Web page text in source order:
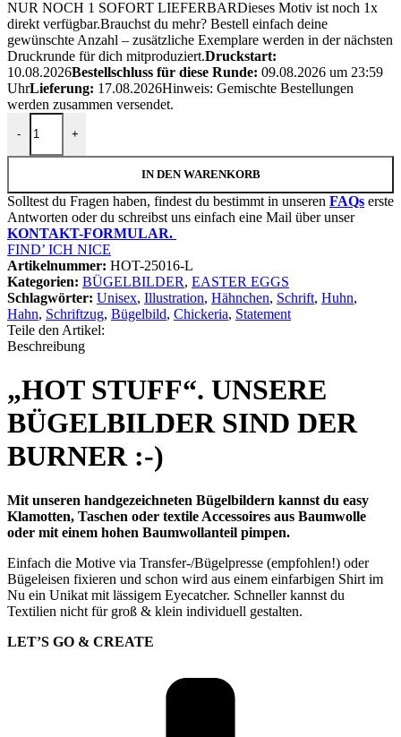
NUR NOCH 1 SOFORT LIEFERBARDieses Motiv ist noch 1x
direkt verfügbar.Brauchst du mehr? Bestell einfach deine
gewünschte Anzahl – zusätzliche Exemplare werden in der nächsten
Druckrunde für dich mitproduziert.Druckstart:
10.08.2026Bestellschluss für diese Runde: 09.08.2026 um 23:59
UhrLieferung: 17.08.2026Hinweis: Gemischte Bestellungen
werden zusammen versendet.
-
BÜGELBILD "CHICKERIA" / HÄHNCHEN / BLAU Menge
+
IN DEN WARENKORB
Solltest du Fragen haben, findest du bestimmt in unseren FAQs erste
Antworten oder du schreibst uns einfach eine Mail über unser
KONTAKT-FORMULAR.
FIND’ ICH NICE
Artikelnummer: HOT-25016-L
Kategorien: BÜGELBILDER, EASTER EGGS
Schlagwörter: Unisex, Illustration, Hähnchen, Schrift, Huhn,
Hahn, Schriftzug, Bügelbild, Chickeria, Statement
Teile den Artikel:
Beschreibung
„HOT STUFF“. UNSERE
BÜGELBILDER SIND DER
BURNER :-)
Mit unseren handgezeichneten Bügelbildern kannst du easy
Klamotten, Taschen oder textile Accessoires aus Baumwolle
oder mit einem hohen Baumwollanteil pimpen.
Einfach die Motive via Transfer-/Bügelpresse (empfohlen!) oder
Bügeleisen fixieren und schon wird aus einem einfarbigen Shirt im
Nu ein Unikat mit lässigem Eyecatcher. Schneller kannst du
Textilien nicht für groß & klein individuell gestalten.
LET’S GO & CREATE